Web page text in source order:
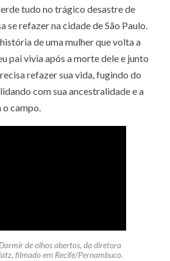
tudo no trágico desastre de
se refazer na cidade de São Paulo.
de uma mulher que volta a
pai vivia após a morte dele e junto
refazer sua vida, fugindo do
com sua ancestralidade e a
campo.
de olhos abertos, da diretora
filmado em Recife/Pernambuco.